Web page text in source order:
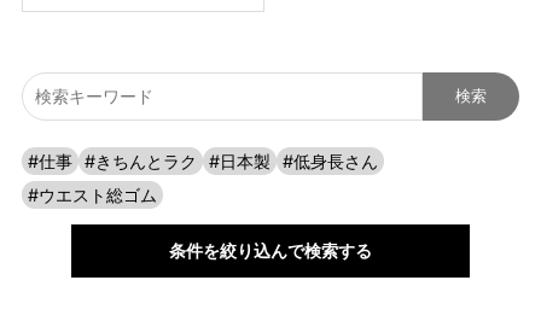
#仕事 #きちんとラク #日本製
#低身長さん
#ウエスト総ゴム
条件を絞り込んで検索する